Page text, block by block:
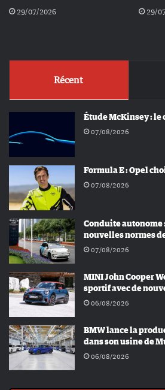
29/07/2026 29/
Récent
Étude McKinsey :
07/08/2026
Formula E : Opel
07/08/2026
Conduite autonome
nouvelles normes
07/08/2026
MINI John Cooper
sportif avec de
06/08/2026
BMW lance la
dans son usine de
06/08/2026